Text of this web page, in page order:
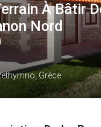
À Bâtir
Nord
Grèce